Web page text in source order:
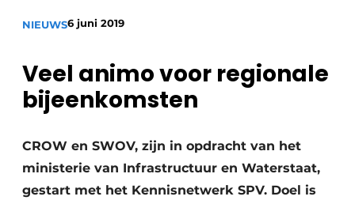
Duurzaamheid & Innovatie
NIEUWS6 juni 2019
Veel animo voor regionale
bijeenkomsten
CROW en SWOV, zijn in opdracht van het
ministerie van Infrastructuur en Waterstaat,
gestart met het Kennisnetwerk SPV. Doel is